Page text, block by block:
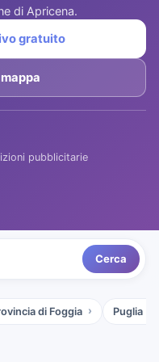
di Apricena.
gratuito
pubblicitarie
Cerca
di Foggia Puglia